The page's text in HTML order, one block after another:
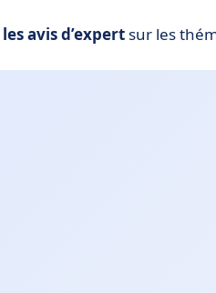
avis d’expert sur les